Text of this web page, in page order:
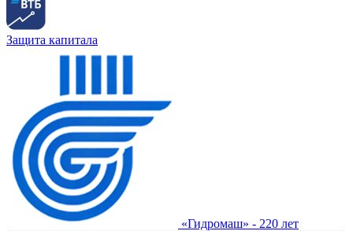
Защита капитала
«Гидромаш» - 220 лет